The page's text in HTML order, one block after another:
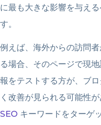
に最も大きな影響を与え
す。
例えば、海外からの訪問
る場合、そのページで現
報をテストする方が、ブ
く改善が見られる可能性
SEO キーワードをターゲ